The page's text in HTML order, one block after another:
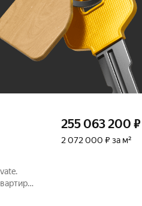
255 063 200 ₽
2 072 000 ₽ за м²